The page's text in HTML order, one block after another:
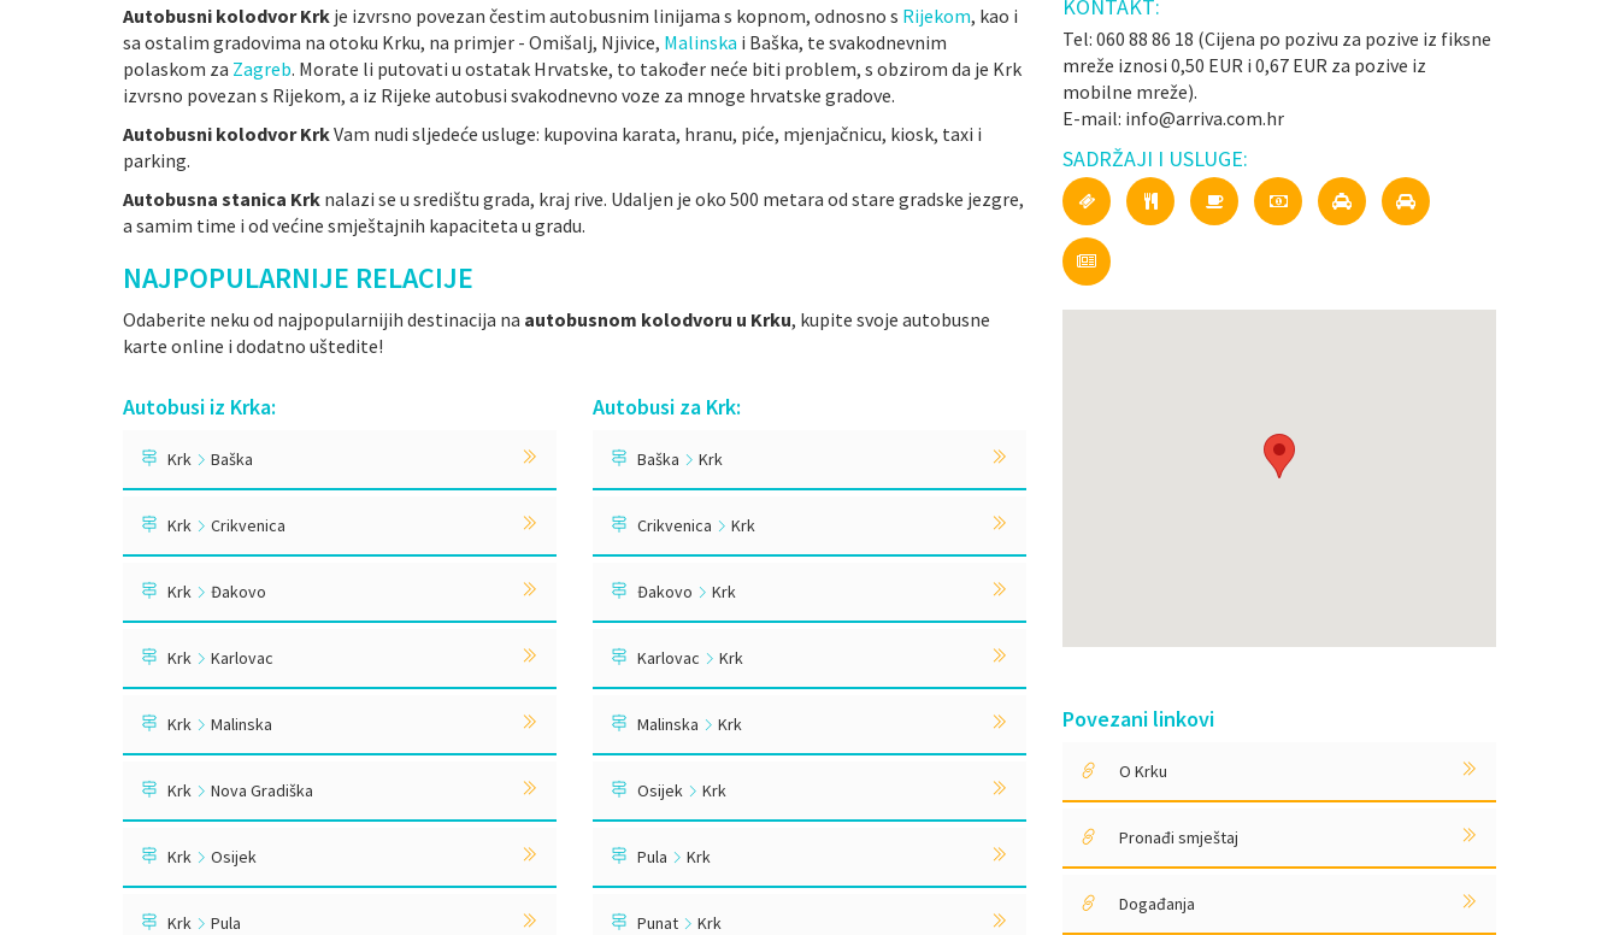
Autobusni kolodvor Krk je izvrsno povezan čestim autobusnim linijama s kopnom, odnosno s Rijekom, kao i
sa ostalim gradovima na otoku Krku, na primjer - Omišalj, Njivice, Malinska i Baška, te svakodnevnim
polaskom za Zagreb. Morate li putovati u ostatak Hrvatske, to također neće biti problem, s obzirom da je Krk
izvrsno povezan s Rijekom, a iz Rijeke autobusi svakodnevno voze za mnoge hrvatske gradove.
Autobusni kolodvor KrkVam nudi sljedeće usluge: kupovina karata, hranu, piće, mjenjačnicu, kiosk, taxi i
parking.
Autobusna stanica Krk nalazi se u središtu grada, kraj rive. Udaljen je oko 500 metara od stare gradske jezgre,
a samim time i od većine smještajnih kapaciteta u gradu.
NAJPOPULARNIJE RELACIJE
Odaberite neku od najpopularnijih destinacija na autobusnom kolodvoru u Krku, kupite svoje autobusne
karte online i dodatno uštedite!
Autobusi iz Krka:
Krk Baška
Krk Crikvenica
Krk Đakovo
Krk Karlovac
Krk Malinska
Krk Nova Gradiška
Krk Osijek
Krk Pula
Autobusi za Krk:
Baška Krk
Crikvenica Krk
Đakovo Krk
Karlovac Krk
Malinska Krk
Osijek Krk
Pula Krk
Punat Krk
KONTAKT:
Tel: 060 88 86 18 (Cijena po pozivu za pozive iz fiksne
mreže iznosi 0,50 EUR i 0,67 EUR za pozive iz
mobilne mreže).
E-mail: info@arriva.com.hr
SADRŽAJI I USLUGE:
Povezani linkovi
O Krku
Pronađi smještaj
Događanja